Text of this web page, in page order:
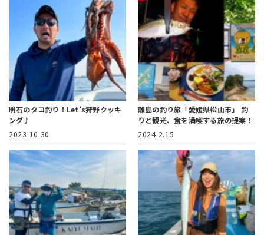
明石のタコ釣り！Let’s狩野クッキ
ング♪
2023.10.30
離島の釣り旅「愛媛県松山市」 釣
りと観光、食を満喫する旅の提案！
2024.2.15